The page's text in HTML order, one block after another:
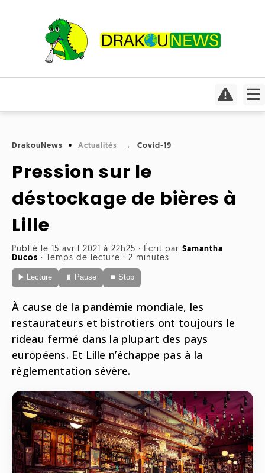
Actualités
Divers
International
Météo
ONG
Belge
Politique
Française
Régions
Santé
Sciences
Culture
vidéo
Livres
Mangas
Musique
People
Streaming
Focus
Humeurs
Interviews
Médias
Radio
Télévision
Animaux
Biodiversité
DrakouNews Actualités Covid-19
Pression sur le
déstockage de bières à
Lille
Publié le 15 avril 2021 à 22h25 · Écrit par Samantha
Ducos · Temps de lecture : 2 minutes
▶️ Lecture ⏸ Pause ⏹ Stop
À cause de la pandémie mondiale, les
restaurateurs et bistrotiers ont toujours le
rideau fermé dans la plupart des pays
européens. Et Lille n’échappe pas à la
réglementation sévère.